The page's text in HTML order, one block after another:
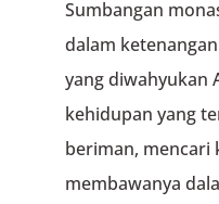
Sumbangan
dalam
yang diwahyukan
kehidupan yang
beriman, mencari
membawanya